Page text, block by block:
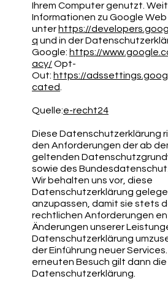
Ihrem Computer genutzt.
Informationen zu Google
unter https://
q und in der
Google: https://
acy/Opt-
Out: https://
cated.
Quelle:e-recht24
Diese Datenschutzerklärung
den Anforderungen der ab
geltenden
sowie des
Wir behalten uns vor, diese
Datenschutzerklärung
anzupassen, damit sie stets
rechtlichen Anforderungen
Änderungen unserer
Datenschutzerklärung
der Einführung neuer Services.
erneuten Besuch gilt dann
Datenschutzerklärung.